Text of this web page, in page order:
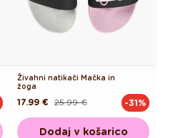
Živahni natikači Mačka in
žoga
Redna
25.99 €
Akcijska
17.99 € -31%
Dodaj v košarico